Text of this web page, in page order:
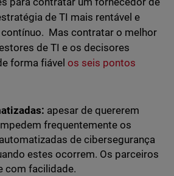
de TI mais rentável e
Mas contratar o melhor
de TI e os decisores
forma fiável os seis pontos
apesar de quererem
frequentemente os
de cibersegurança
estes ocorrem. Os parceiros
com facilidade.